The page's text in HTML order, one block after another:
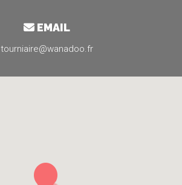
EMAIL
tourniaire@wanadoo.fr